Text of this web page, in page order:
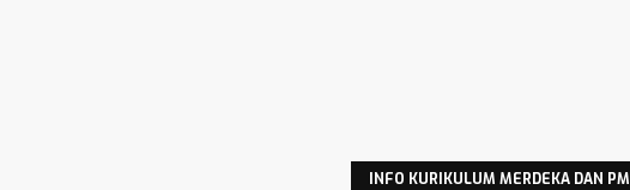
INFO KURIKULUM MERDEKA DAN PM